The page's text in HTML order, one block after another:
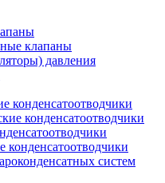
клапаны
давления
конденсатоотводчики
конденсатоотводчики
конденсатоотводчики
систем